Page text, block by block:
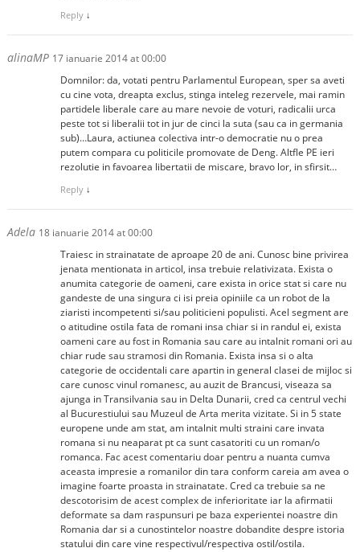
Reply ↓
alinaMP 17 ianuarie 2014 at 00:00
Domnilor: da, votati pentru Parlamentul European, sper sa aveti
cu cine vota, dreapta exclus, stinga inteleg rezervele, mai ramin
partidele liberale care au mare nevoie de voturi, radicalii urca
peste tot si liberalii tot in jur de cinci la suta (sau ca in germania
sub)…Laura, actiunea colectiva intr-o democratie nu o prea
putem compara cu politicile promovate de Deng. Altfle PE ieri
rezolutie in favoarea libertatii de miscare, bravo lor, in sfirsit…
Reply ↓
Adela 18 ianuarie 2014 at 00:00
Traiesc in strainatate de aproape 20 de ani. Cunosc bine privirea
jenata mentionata in articol, insa trebuie relativizata. Exista o
anumita categorie de oameni, care exista in orice stat si care nu
gandeste de una singura ci isi preia opiniile ca un robot de la
ziaristi incompetenti si/sau politicieni populisti. Acel segment are
o atitudine ostila fata de romani insa chiar si in randul ei, exista
oameni care au fost in Romania sau care au intalnit romani ori au
chiar rude sau stramosi din Romania. Exista insa si o alta
categorie de occidentali care apartin in general clasei de mijloc si
care cunosc vinul romanesc, au auzit de Brancusi, viseaza sa
ajunga in Transilvania sau in Delta Dunarii, cred ca centrul vechi
al Bucurestiului sau Muzeul de Arta merita vizitate. Si in 5 state
europene unde am stat, am intalnit multi straini care invata
romana si nu neaparat pt ca sunt casatoriti cu un roman/o
romanca. Fac acest comentariu doar pentru a nuanta cumva
aceasta impresie a romanilor din tara conform careia am avea o
imagine foarte proasta in strainatate. Cred ca trebuie sa ne
descotorisim de acest complex de inferioritate iar la afirmatii
deformate sa dam raspunsuri pe baza experientei noastre din
Romania dar si a cunostintelor noastre dobandite despre istoria
statului din care vine respectivul/respectiva ostil/ostila.